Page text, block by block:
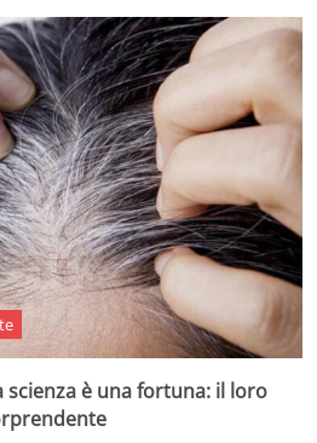
scienza è una fortuna: il loro